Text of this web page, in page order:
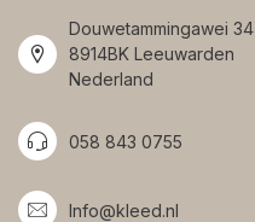
Douwetammingawei 34
8914BK Leeuwarden
Nederland
058 843 0755
Info@kleed.nl